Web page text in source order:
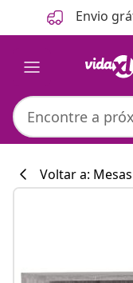
Anterior
Seguinte Envio
Voltar a: